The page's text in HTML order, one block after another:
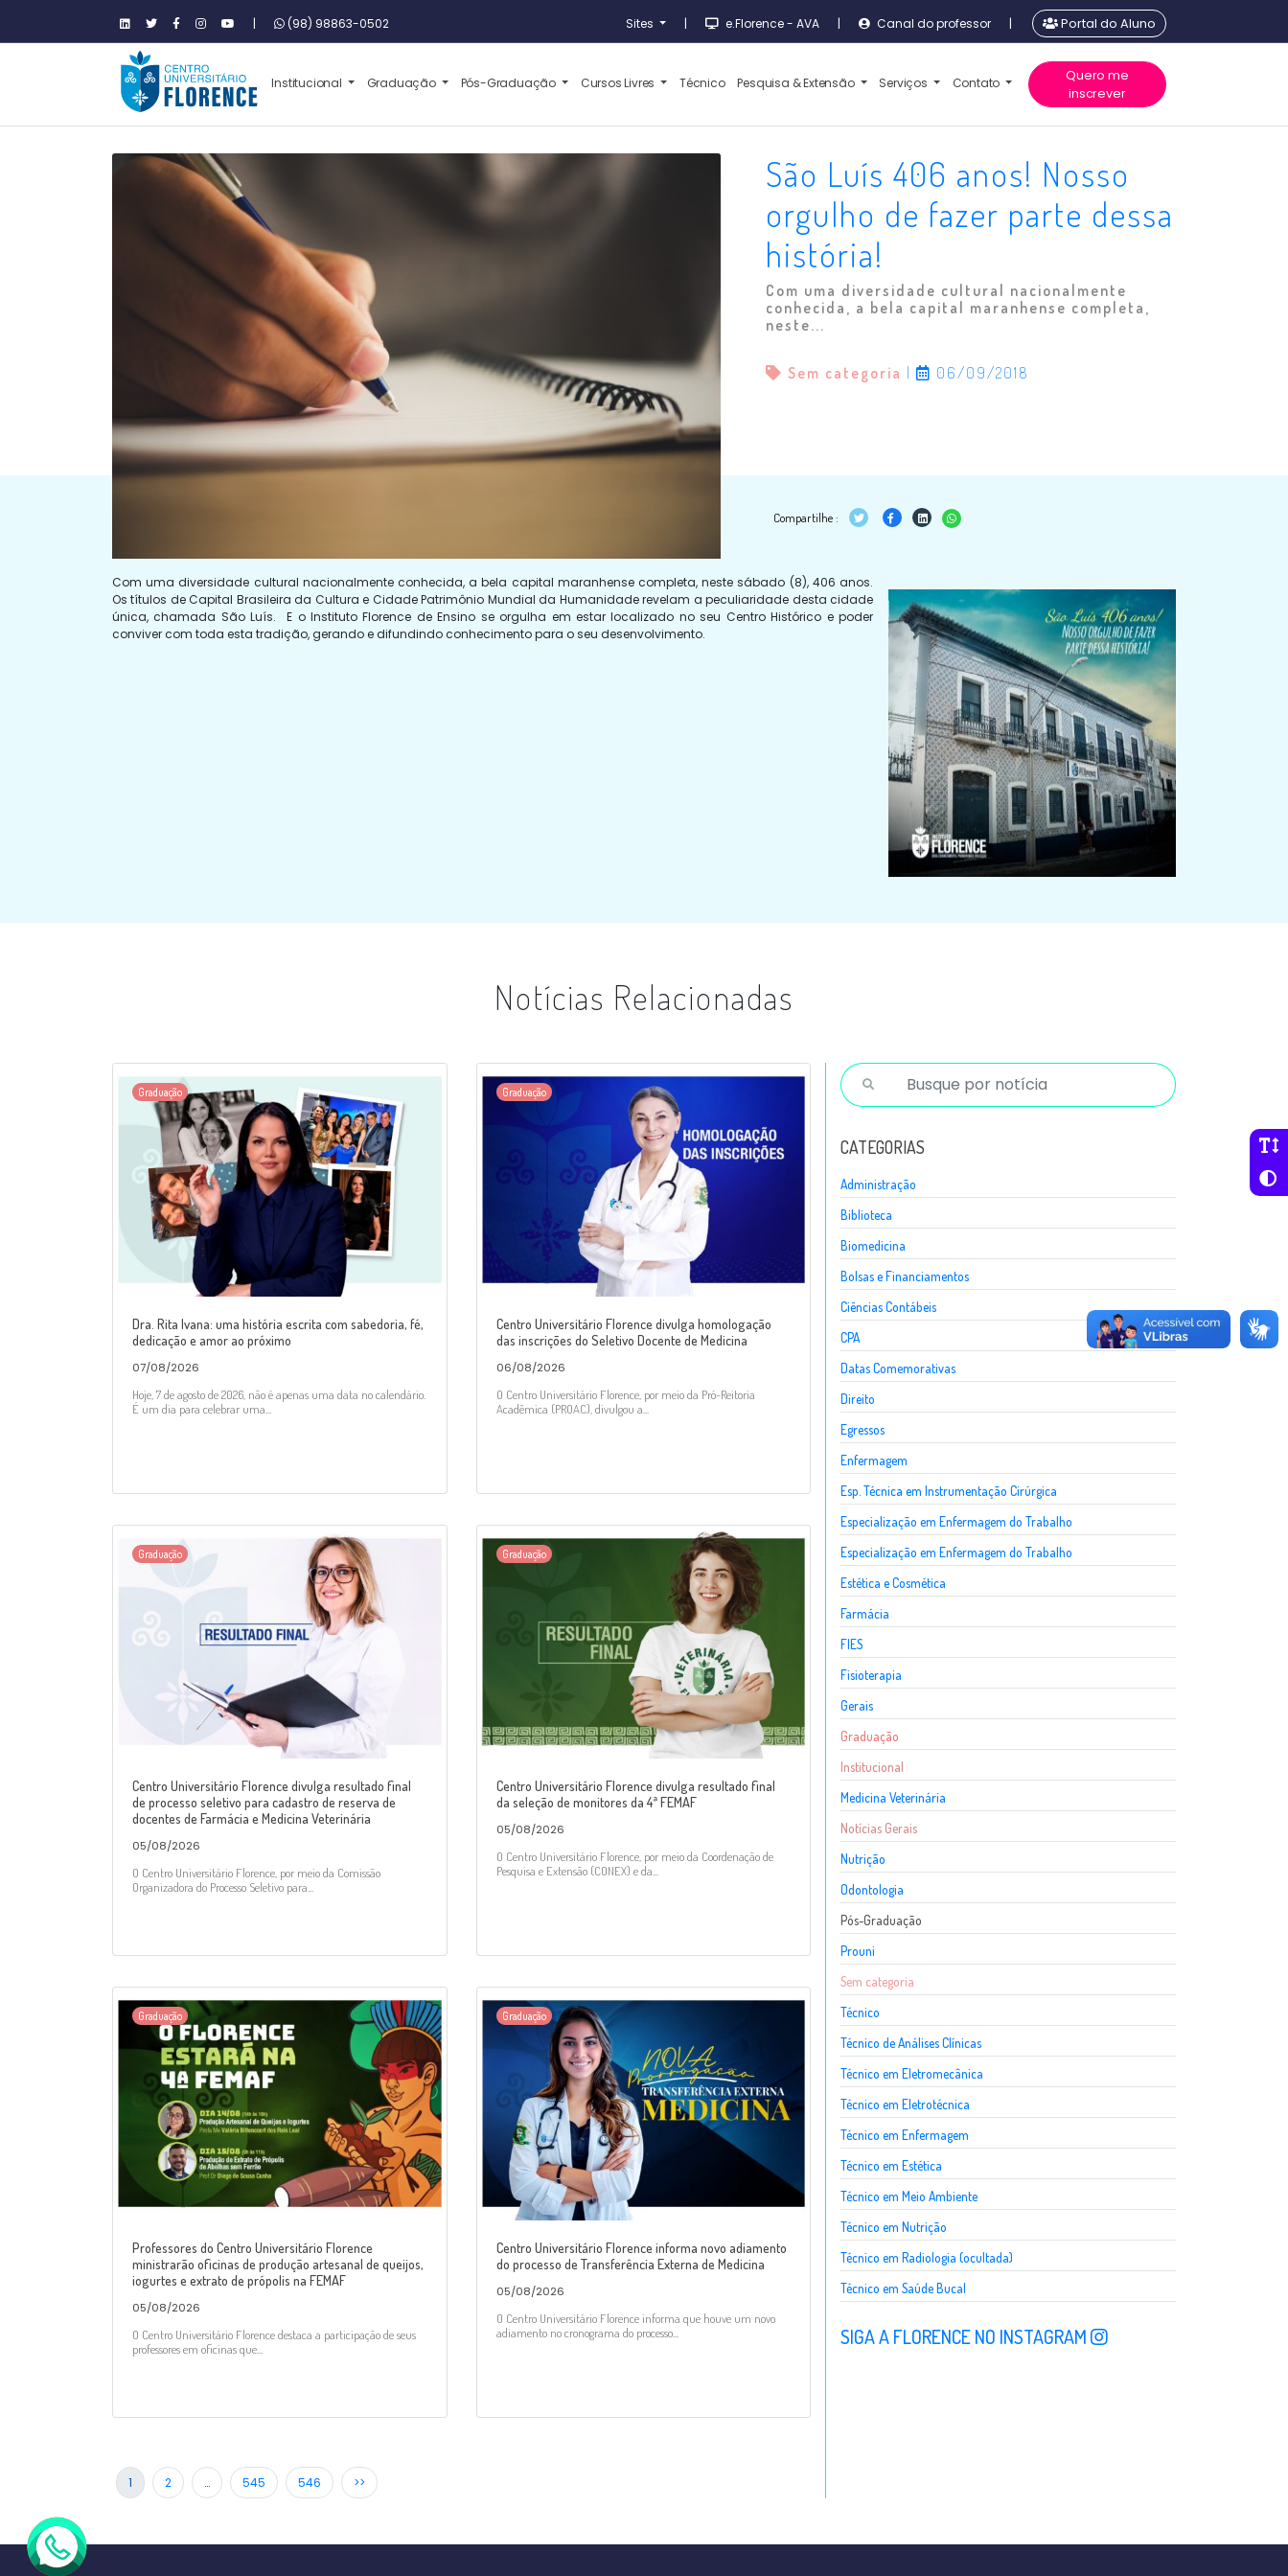
| (98) 98863-0502 Sites | e.Florence - AVA | Canal do professor | Portal do Aluno
Institucional Graduação Pós-Graduação Cursos Livres Técnico Pesquisa & Extensão Serviços Contato
Quero me
inscrever
São Luís 406 anos! Nosso
orgulho de fazer parte dessa
história!
Com uma diversidade cultural nacionalmente
conhecida, a bela capital maranhense completa,
neste...
Sem categoria 06/09/2018
Compartilhe :
Com uma diversidade cultural nacionalmente conhecida, a bela capital maranhense completa, neste sábado (8), 406 anos.
Os títulos de Capital Brasileira da Cultura e Cidade Patrimônio Mundial da Humanidade revelam a peculiaridade desta cidade
única, chamada São Luís. E o Instituto Florence de Ensino se orgulha em estar localizado no seu Centro Histórico e poder
conviver com toda esta tradição, gerando e difundindo conhecimento para o seu desenvolvimento.
Notícias Relacionadas
Graduação
Dra. Rita Ivana: uma história escrita com sabedoria, fé,
dedicação e amor ao próximo
07/08/2026
Hoje, 7 de agosto de 2026, não é apenas uma data no calendário.
É um dia para celebrar uma...
Graduação
Centro Universitário Florence divulga homologação
das inscrições do Seletivo Docente de Medicina
06/08/2026
O Centro Universitário Florence, por meio da Pró-Reitoria
Acadêmica (PROAC), divulgou a...
Graduação
Centro Universitário Florence divulga resultado final
de processo seletivo para cadastro de reserva de
docentes de Farmácia e Medicina Veterinária
05/08/2026
O Centro Universitário Florence, por meio da Comissão
Organizadora do Processo Seletivo para...
Graduação
Centro Universitário Florence divulga resultado final
da seleção de monitores da 4ª FEMAF
05/08/2026
O Centro Universitário Florence, por meio da Coordenação de
Pesquisa e Extensão (CONEX) e da...
Graduação
Professores do Centro Universitário Florence
ministrarão oficinas de produção artesanal de queijos,
iogurtes e extrato de própolis na FEMAF
05/08/2026
O Centro Universitário Florence destaca a participação de seus
professores em oficinas que...
Graduação
Centro Universitário Florence informa novo adiamento
do processo de Transferência Externa de Medicina
05/08/2026
O Centro Universitário Florence informa que houve um novo
adiamento no cronograma do processo...
1 2 … 545 546 >>
CATEGORIAS
Administração
Biblioteca
Biomedicina
Bolsas e Financiamentos
Ciências Contábeis
CPA
Datas Comemorativas
Direito
Egressos
Enfermagem
Esp. Técnica em Instrumentação Cirúrgica
Especialização em Enfermagem do Trabalho
Especialização em Enfermagem do Trabalho
Estética e Cosmética
Farmácia
FIES
Fisioterapia
Gerais
Graduação
Institucional
Medicina Veterinária
Notícias Gerais
Nutrição
Odontologia
Pós-Graduação
Prouni
Sem categoria
Técnico
Técnico de Análises Clínicas
Técnico em Eletromecânica
Técnico em Eletrotécnica
Técnico em Enfermagem
Técnico em Estética
Técnico em Meio Ambiente
Técnico em Nutrição
Técnico em Radiologia (ocultada)
Técnico em Saúde Bucal
SIGA A FLORENCE NO INSTAGRAM